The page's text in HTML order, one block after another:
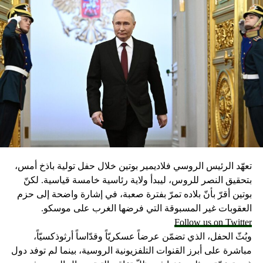
UP
الإنترنت تيم برنرزـ لي يخشى على مستقبل اختراعه
DON'T MISS
فاجعة الطائرة الإثيوبية.. رسالة “حزينة” قبل الرحيل
تعهّد الرئيس الروسي فلاديمير بوتين خلال حفل تولية باذخ أمس،
بتحقيق النصر للروس، ليبدأ ولاية رئاسية خامسة قياسية. لكنّ
بوتين أقرّ بأنّ بلاده تمرّ بفترة صعبة، في إشارة واضحة إلى حزم
العقوبات غير المسبوقة التي فرضها الغرب على موسكو.
Follow us on Twitter
وبُثّ الحفل، الذي تضمّن عرضاً عسكريّاً وقدّاساً أرثوذكسيّاً،
مباشرة على أبرز القنوات التلفزيونية الروسية، بينما لم توفد دول